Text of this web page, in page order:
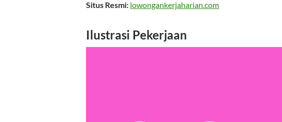
Situs Resmi: lowongankerjaharian.com
Ilustrasi Pekerjaan